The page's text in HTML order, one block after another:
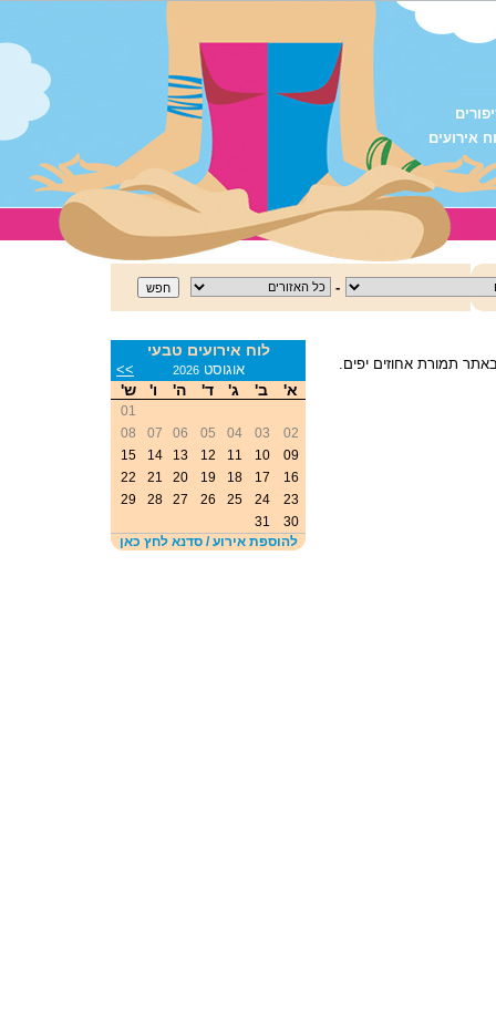
אירועים
-
תמורת אחוזים יפים.
לוח אירועים טבעי
אוגוסט2026
>>
א' ב' ג' ד' ה' ו' ש'
01
02
03
04
05
06
07
08
09
10
11
12
13
14
15
16
17
18
19
20
21
22
23
24
25
26
27
28
29
30
31
להוספת אירוע / סדנא לחץ כאן